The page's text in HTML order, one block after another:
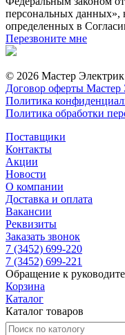
персональных данных»,
определенных в
Перезвоните мне
© 2026 Мастер
Договор оферты Мастер
Политика
Политика обработки
Поставщики
Контакты
Акции
Новости
О компании
Доставка и оплата
Вакансии
Реквизиты
Заказать звонок
7 (3452) 699-220
7 (3452) 699-221
Обращение к
Корзина
Каталог
Каталог товаров